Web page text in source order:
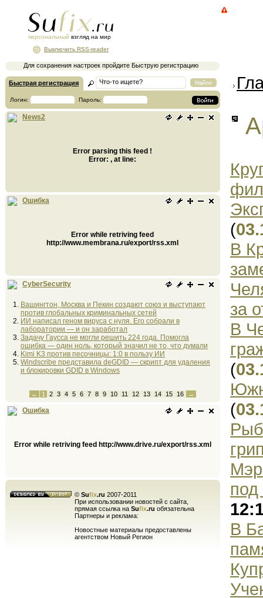
персональный взгляд на мир
Для сохранения настроек пройдите Быструю регистрацию
Выключить RSS-reader
Быстрая регистрация
Логин: Пароль:
News2
Error parsing this feed !
Error: , at line:
Ошибка
Error while retriving feed
http://www.membrana.ru/export/rss.xml
CyberSecurity
Вашингтон, Москва и Пекин создают союз и выступают
против глобальных криминальных сетей
ИИ написал геном вируса с нуля. Его собрали в
лаборатории — и он заработал
Задачу Гаусса не могли решить 224 года. Помогла
ошибка — один ноль, который значил не то, что думали
Kimi K3 против песочницы: 1:0 в пользу ИИ
Windscribe представила deGDID — скрипт для удаления
и блокировки GDID в Windows
← 1 2 3 4 5 6 7 8 9 10 11 12 13 14 15 16 →
Ошибка
Error while retriving feed http://www.drive.ru/export/rss.xml
© Sufix.ru 2007-2011
При использовании новостей с сайта,
прямая ссылка на Sufix.ru обязательна
Партнеры и реклама:
Новостные материалы предоставлены
агентством Новый Регион
(
В
за
В
(
(
В